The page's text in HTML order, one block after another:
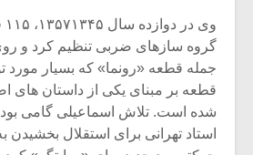
گروه سازهای ضربی تنظیم کرد و
جمله قطعه «رونما» که بسیار مورد
قطعه بر مبنای یکی از داستان های
شده است. تلاش اسماعیلی گامی بود
استاد تهرانی برای استقلال بخشیدن
یادداشتی بر موسیقی
متن فیلم «متری
شیش و نیم»